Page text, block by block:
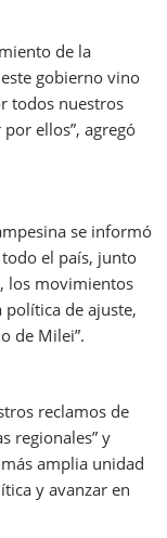
de la
gobierno vino
todos nuestros
ellos”, agregó
se informó
el país, junto
los movimientos
política de ajuste,
de Milei”.
reclamos de
regionales” y
amplia unidad
y avanzar en